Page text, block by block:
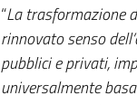
“La trasformazione
rinnovato senso
pubblici e privati,
universalmente